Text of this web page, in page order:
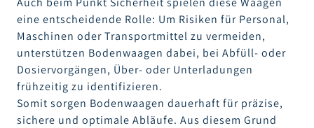
eine entscheidende Rolle: Um Risiken für Personal,
Maschinen oder Transportmittel zu vermeiden,
unterstützen Bodenwaagen dabei, bei Abfüll- oder
Dosiervorgängen, Über- oder Unterladungen
frühzeitig zu identifizieren.
Somit sorgen Bodenwaagen dauerhaft für präzise,
sichere und optimale Abläufe. Aus diesem Grund